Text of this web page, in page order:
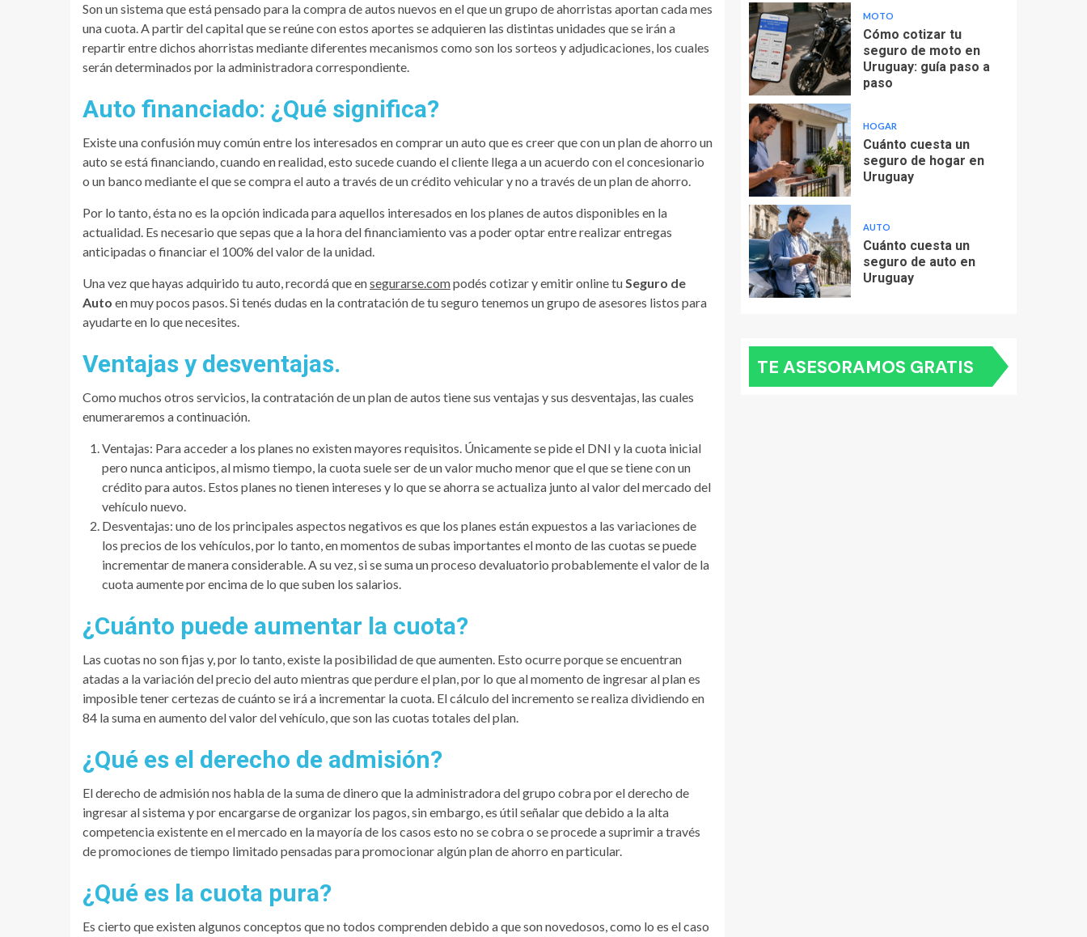
Son un sistema que está pensado para la compra de autos nuevos en el que un grupo de ahorristas aportan cada mes
una cuota. A partir del capital que se reúne con estos aportes se adquieren las distintas unidades que se irán a
repartir entre dichos ahorristas mediante diferentes mecanismos como son los sorteos y adjudicaciones, los cuales
serán determinados por la administradora correspondiente.
Auto financiado: ¿Qué significa?
Existe una confusión muy común entre los interesados en comprar un auto que es creer que con un plan de ahorro un
auto se está financiando, cuando en realidad, esto sucede cuando el cliente llega a un acuerdo con el concesionario
o un banco mediante el que se compra el auto a través de un crédito vehicular y no a través de un plan de ahorro.
Por lo tanto, ésta no es la opción indicada para aquellos interesados en los planes de autos disponibles en la
actualidad. Es necesario que sepas que a la hora del financiamiento vas a poder optar entre realizar entregas
anticipadas o financiar el 100% del valor de la unidad.
Una vez que hayas adquirido tu auto, recordá que ensegurarse.compodés cotizar y emitir online tuSeguro de
Auto en muy pocos pasos. Si tenés dudas en la contratación de tu seguro tenemos un grupo de asesores listos para
ayudarte en lo que necesites.
Ventajas y desventajas.
Como muchos otros servicios, la contratación de un plan de autos tiene sus ventajas y sus desventajas, las cuales
enumeraremos a continuación.
Ventajas: Para acceder a los planes no existen mayores requisitos. Únicamente se pide el DNI y la cuota inicial
pero nunca anticipos, al mismo tiempo, la cuota suele ser de un valor mucho menor que el que se tiene con un
crédito para autos. Estos planes no tienen intereses y lo que se ahorra se actualiza junto al valor del mercado del
vehículo nuevo.
Desventajas: uno de los principales aspectos negativos es que los planes están expuestos a las variaciones de
los precios de los vehículos, por lo tanto, en momentos de subas importantes el monto de las cuotas se puede
incrementar de manera considerable. A su vez, si se suma un proceso devaluatorio probablemente el valor de la
cuota aumente por encima de lo que suben los salarios.
¿Cuánto puede aumentar la cuota?
Las cuotas no son fijas y, por lo tanto, existe la posibilidad de que aumenten. Esto ocurre porque se encuentran
atadas a la variación del precio del auto mientras que perdure el plan, por lo que al momento de ingresar al plan es
imposible tener certezas de cuánto se irá a incrementar la cuota. El cálculo del incremento se realiza dividiendo en
84 la suma en aumento del valor del vehículo, que son las cuotas totales del plan.
¿Qué es el derecho de admisión?
El derecho de admisión nos habla de la suma de dinero que la administradora del grupo cobra por el derecho de
ingresar al sistema y por encargarse de organizar los pagos, sin embargo, es útil señalar que debido a la alta
competencia existente en el mercado en la mayoría de los casos esto no se cobra o se procede a suprimir a través
de promociones de tiempo limitado pensadas para promocionar algún plan de ahorro en particular.
¿Qué es la cuota pura?
Es cierto que existen algunos conceptos que no todos comprenden debido a que son novedosos, como lo es el caso
MOTO
Cómo cotizar tu
seguro de moto en
Uruguay: guía paso a
paso
HOGAR
Cuánto cuesta un
seguro de hogar en
Uruguay
AUTO
Cuánto cuesta un
seguro de auto en
Uruguay
TE ASESORAMOS GRATIS